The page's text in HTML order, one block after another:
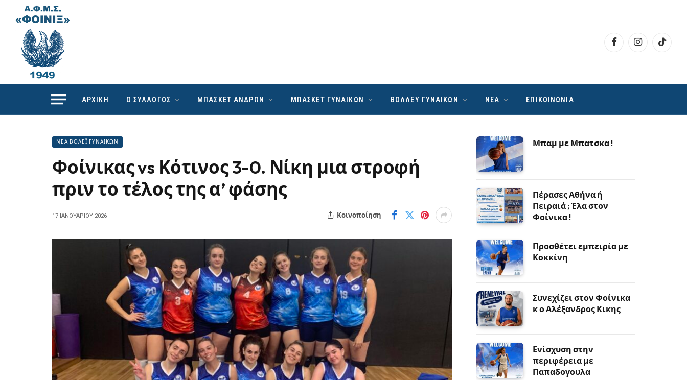
FacebookInstagramTikTok
ΑΡΧΙΚΗ Ο ΣΥΛΛΟΓΟΣ ΜΠΑΣΚΕΤ ΑΝΔΡΩΝ ΜΠΑΣΚΕΤ ΓΥΝΑΙΚΩΝ ΒΟΛΛΕΥ ΓΥΝΑΙΚΩΝ ΝΕΑ ΕΠΙΚΟΙΝΩΝΙΑ
ΝΕΑ ΒΟΛΕΪ ΓΥΝΑΙΚΩΝ
Φοίνικας vs Κότινος 3-0. Νίκη μια στροφή
πριν το τέλος της α’ φάσης
17 ΙΑΝΟΥΑΡΊΟΥ 2026 Κοινοποίηση
Μπαμ με Μπατσκα !
Πέρασες Αθήνα ή
Πειραιά ; Έλα στον
Φοίνικα !
Προσθέτει εμπειρία με
Κοκκίνη
Συνεχίζει στον Φοίνικα
κ ο Αλέξανδρος Κικης
Ενίσχυση στην
περιφέρεια με
Παπαδογουλα